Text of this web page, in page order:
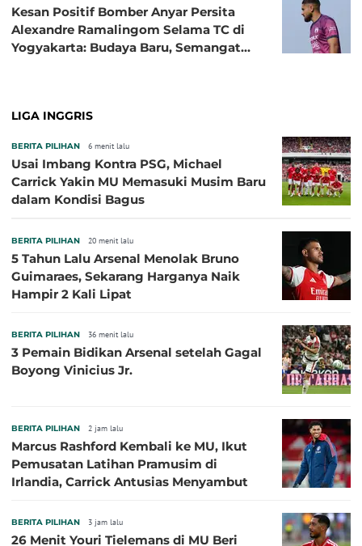
Kesan Positif Bomber Anyar Persita
Alexandre Ramalingom Selama TC di
Yogyakarta: Budaya Baru, Semangat
LIGA INGGRIS
BERITA PILIHAN 6 menit lalu
Usai Imbang Kontra PSG, Michael
Carrick Yakin MU Memasuki Musim Baru
dalam Kondisi Bagus
BERITA PILIHAN 20 menit lalu
5 Tahun Lalu Arsenal Menolak Bruno
Guimaraes, Sekarang Harganya Naik
Hampir 2 Kali Lipat
BERITA PILIHAN 36 menit lalu
3 Pemain Bidikan Arsenal setelah Gagal
Boyong Vinicius Jr.
BERITA PILIHAN 2 jam lalu
Marcus Rashford Kembali ke MU, Ikut
Pemusatan Latihan Pramusim di
Irlandia, Carrick Antusias Menyambut
BERITA PILIHAN 3 jam lalu
26 Menit Youri Tielemans di MU Beri